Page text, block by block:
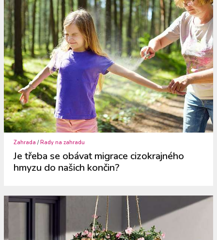
Zahrada /Rady na zahradu
Je třeba se obávat migrace cizokrajného
hmyzu do našich končin?